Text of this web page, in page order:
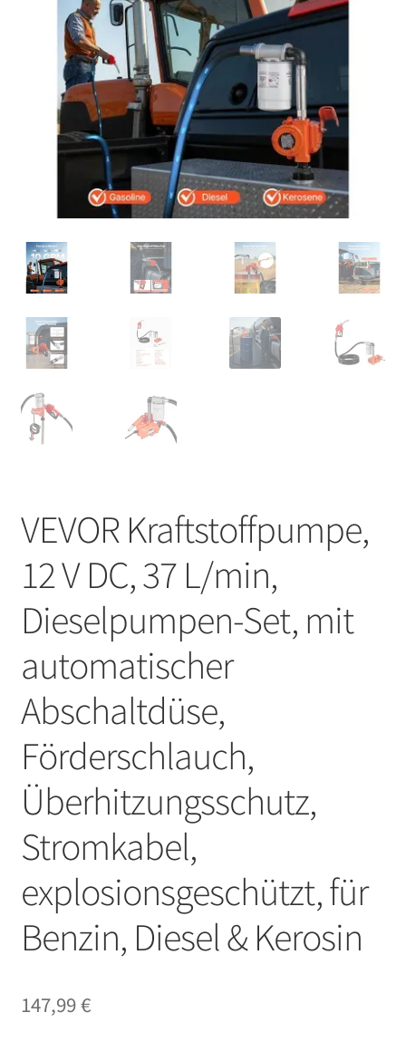
VEVOR Kraftstoffpumpe,
12 V DC, 37 L/min,
Dieselpumpen-Set, mit
automatischer
Abschaltdüse,
Förderschlauch,
Überhitzungsschutz,
Stromkabel,
explosionsgeschützt, für
Benzin, Diesel & Kerosin
147,99€